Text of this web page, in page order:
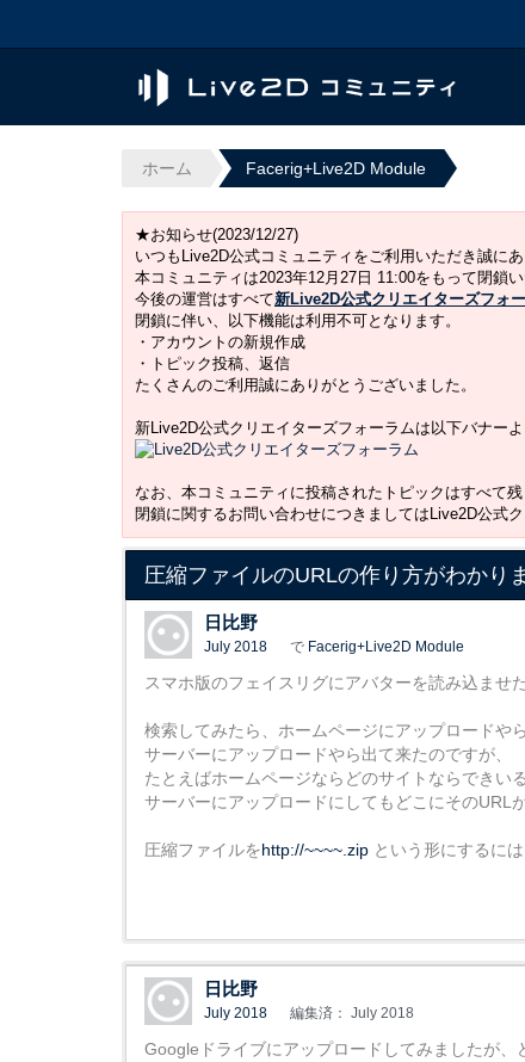
ホーム Facerig+Live2D Module
★お知らせ(2023/12/27)
いつもLive2D公式コミュニティをご利用いただき誠にあ
本コミュニティは2023年12月27日 11:00をもって閉鎖い
今後の運営はすべて新Live2D公式クリエイターズフォ
閉鎖に伴い、以下機能は利用不可となります。
・アカウントの新規作成
・トピック投稿、返信
たくさんのご利用誠にありがとうございました。
新Live2D公式クリエイターズフォーラムは以下バナーよ
なお、本コミュニティに投稿されたトピックはすべて
閉鎖に関するお問い合わせにつきましてはLive2D公式
圧縮ファイルのURLの作り方がわかり
日比野
July 2018 で Facerig+Live2D Module
スマホ版のフェイスリグにアバターを読み込ませ
検索してみたら、ホームページにアップロードやら
サーバーにアップロードやら出て来たのですが、
たとえばホームページならどのサイトならできい
サーバーにアップロードにしてもどこにそのURL
圧縮ファイルをhttp://~~~~.zip という形にするに
日比野
July 2018 編集済： July 2018
Googleドライブにアップロードしてみましたが、